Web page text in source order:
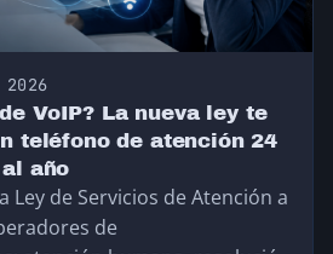
VoIP? La nueva ley te
teléfono de atención 24
año
Ley de Servicios de Atención a
de